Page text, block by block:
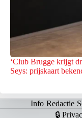
‘Club Brugge krijgt
Seys: prijskaart
Info Redactie
🔒